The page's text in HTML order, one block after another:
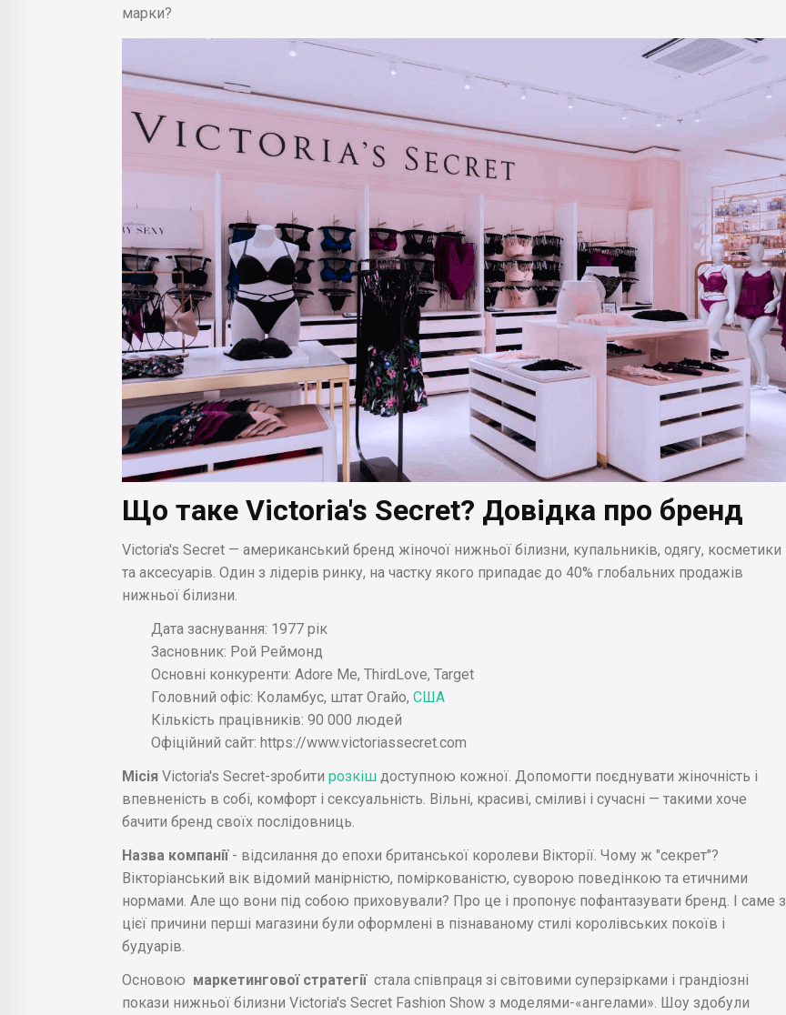
марки?
Що таке Victoria's Secret? Довідка про бренд
Victoria's Secret — американський бренд жіночої нижньої білизни, купальників, одягу, косметики
та аксесуарів. Один з лідерів ринку, на частку якого припадає до 40% глобальних продажів
нижньої білизни.
Дата заснування: 1977 рік
Засновник: Рой Реймонд
Основні конкуренти: Adore Me, ThirdLove, Target
Головний офіс: Коламбус, штат Огайо, США
Кількість працівників: 90 000 людей
Офіційний сайт: https://www.victoriassecret.com
МісіяVictoria's Secret-зробити розкіш доступною кожної. Допомогти поєднувати жіночність і
впевненість в собі, комфорт і сексуальність. Вільні, красиві, сміливі і сучасні — такими хоче
бачити бренд своїх послідовниць.
Назва компанії- відсилання до епохи британської королеви Вікторії. Чому ж "секрет"?
Вікторіанський вік відомий манірністю, поміркованістю, суворою поведінкою та етичними
нормами. Але що вони під собою приховували? Про це і пропонує пофантазувати бренд. І саме з
цієї причини перші магазини були оформлені в пізнаваному стилі королівських покоїв і
будуарів.
Основою маркетингової стратегії стала співпраця зі світовими суперзірками і грандіозні
покази нижньої білизни Victoria's Secret Fashion Show з моделями-«ангелами». Шоу здобули